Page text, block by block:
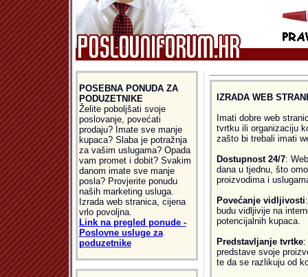
POSEBNA PONUDA ZA
PODUZETNIKE
Želite poboljšati svoje
poslovanje, povećati
prodaju? Imate sve manje
kupaca? Slaba je potražnja
za vašim uslugama? Opada
vam promet i dobit? Svakim
danom imate sve manje
posla? Provjerite ponudu
naših marketing usluga.
Izrada web stranica, cijena
vrlo povoljna.
Link na pregled ponude -
Poslovne usluge za
poduzetnike
IZRADA WEB
Imati dobre web
tvrtku ili organizaciju
zašto bi trebali imati
Dostupnost 24/7:
dana u tjednu, što
proizvodima i
Povećanje vidljivosti
budu vidljivije na
potencijalnih kupaca.
Predstavljanje tvrtke:
predstave svoje
te da se razlikuju od